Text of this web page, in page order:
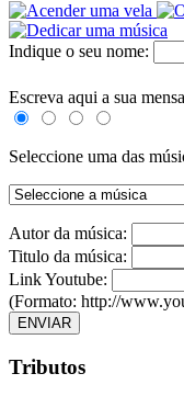
Indique o seu nome:
Escreva aqui a sua
Seleccione uma das
Autor da música:
Titulo da música:
Link Youtube:
(Formato: http://
ENVIAR
Tributos